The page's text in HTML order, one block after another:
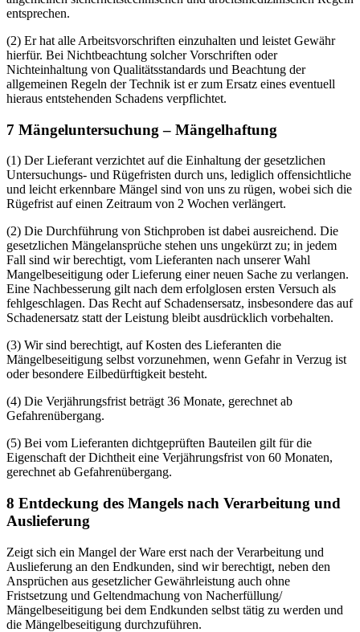
entsprechen.
(2) Er hat alle Arbeitsvorschriften einzuhalten und leistet Gewähr
hierfür. Bei Nichtbeachtung solcher Vorschriften oder
Nichteinhaltung von Qualitätsstandards und Beachtung der
allgemeinen Regeln der Technik ist er zum Ersatz eines eventuell
hieraus entstehenden Schadens verpflichtet.
7 Mängeluntersuchung – Mängelhaftung
(1) Der Lieferant verzichtet auf die Einhaltung der gesetzlichen
Untersuchungs- und Rügefristen durch uns, lediglich offensichtliche
und leicht erkennbare Mängel sind von uns zu rügen, wobei sich die
Rügefrist auf einen Zeitraum von 2 Wochen verlängert.
(2) Die Durchführung von Stichproben ist dabei ausreichend. Die
gesetzlichen Mängelansprüche stehen uns ungekürzt zu; in jedem
Fall sind wir berechtigt, vom Lieferanten nach unserer Wahl
Mangelbeseitigung oder Lieferung einer neuen Sache zu verlangen.
Eine Nachbesserung gilt nach dem erfolglosen ersten Versuch als
fehlgeschlagen. Das Recht auf Schadensersatz, insbesondere das auf
Schadenersatz statt der Leistung bleibt ausdrücklich vorbehalten.
(3) Wir sind berechtigt, auf Kosten des Lieferanten die
Mängelbeseitigung selbst vorzunehmen, wenn Gefahr in Verzug ist
oder besondere Eilbedürftigkeit besteht.
(4) Die Verjährungsfrist beträgt 36 Monate, gerechnet ab
Gefahrenübergang.
(5) Bei vom Lieferanten dichtgeprüften Bauteilen gilt für die
Eigenschaft der Dichtheit eine Verjährungsfrist von 60 Monaten,
gerechnet ab Gefahrenübergang.
8 Entdeckung des Mangels nach Verarbeitung und
Auslieferung
Zeigt sich ein Mangel der Ware erst nach der Verarbeitung und
Auslieferung an den Endkunden, sind wir berechtigt, neben den
Ansprüchen aus gesetzlicher Gewährleistung auch ohne
Fristsetzung und Geltendmachung von Nacherfüllung/
Mängelbeseitigung bei dem Endkunden selbst tätig zu werden und
die Mängelbeseitigung durchzuführen.